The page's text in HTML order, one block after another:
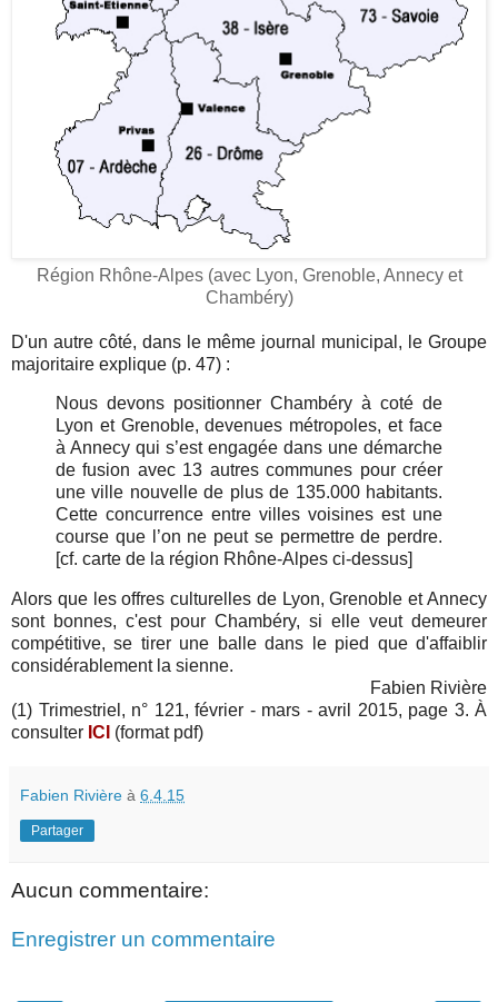
Région Rhône-Alpes (avec Lyon, Grenoble, Annecy et
Chambéry)
D'un autre côté, dans le même journal municipal, le Groupe
majoritaire explique (p. 47) :
Nous devons positionner Chambéry à coté de
Lyon et Grenoble, devenues métropoles, et face
à Annecy qui s’est engagée dans une démarche
de fusion avec 13 autres communes pour créer
une ville nouvelle de plus de 135.000 habitants.
Cette concurrence entre villes voisines est une
course que l’on ne peut se permettre de perdre.
[cf. carte de la région Rhône-Alpes ci-dessus]
Alors que les offres culturelles de Lyon, Grenoble et Annecy
sont bonnes, c'est pour Chambéry, si elle veut demeurer
compétitive,se tirerune balle dans le pied que d'affaiblir
considérablement la sienne.
Fabien Rivière
(1) Trimestriel, n° 121, février - mars - avril 2015, page 3. À
consulter ICI (format pdf)
Fabien Rivière à 6.4.15
Partager
Aucun commentaire:
Enregistrer un commentaire